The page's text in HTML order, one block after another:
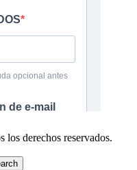
los derechos reservados.